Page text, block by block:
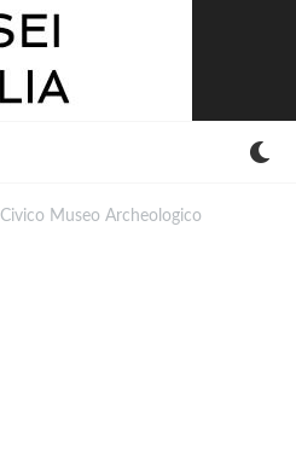
Civico Museo Archeologico